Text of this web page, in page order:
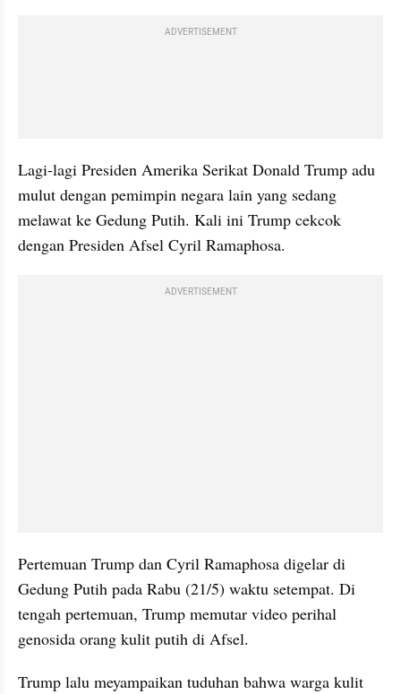
ADVERTISEMENT
Lagi-lagi Presiden Amerika Serikat Donald Trump adu
mulut dengan pemimpin negara lain yang sedang
melawat ke Gedung Putih. Kali ini Trump cekcok
dengan Presiden Afsel Cyril Ramaphosa.
ADVERTISEMENT
Pertemuan Trump dan Cyril Ramaphosa digelar di
Gedung Putih pada Rabu (21/5) waktu setempat. Di
tengah pertemuan, Trump memutar video perihal
genosida orang kulit putih di Afsel.
Trump lalu meyampaikan tuduhan bahwa warga kulit